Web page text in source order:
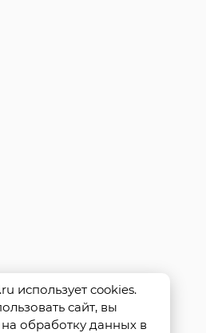
использует cookies.
сайт, вы
на обработку данных в